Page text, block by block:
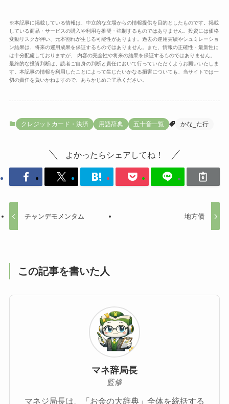
※本記事に掲載している情報は、中立的な立場からの情報提供を目的としたものです。掲載
している商品・サービスの購入や利用を推奨・強制するものではありません。投資には価格
変動リスクが伴い、元本割れが生じる可能性があります。過去の運用実績やシュミレーショ
ン結果は、将来の運用成果を保証するものではありません。また、情報の正確性・最新性に
は十分配慮しておりますが、 内容の完全性や将来の結果を保証するものではありません。
最終的な投資判断は、読者ご自身の判断と責任において行っていただくようお願いいたしま
す。本記事の情報を利用したことによって生じたいかなる損害についても、当サイトでは一
切の責任を負いかねますので、あらかじめご了承ください。
クレジットカード・決済 用語辞典 五十音一覧 かな_た行
よかったらシェアしてね！
チャンデモメンタム 地方債
この記事を書いた人
マネ辞局長
監修
マネジ局長は、「お金の大辞典」全体を統括する